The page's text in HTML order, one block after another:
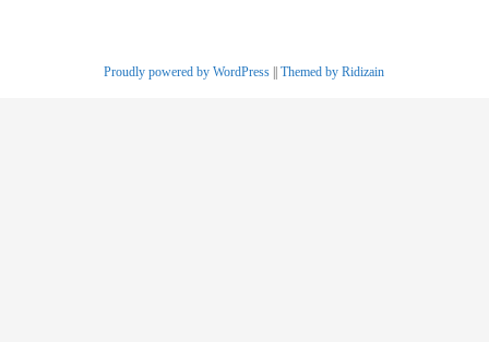
Proudly powered by WordPress ||Themed by Ridizain